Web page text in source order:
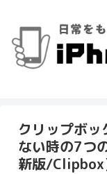
クリップボ
ない時の7つ
新版/Clipbox